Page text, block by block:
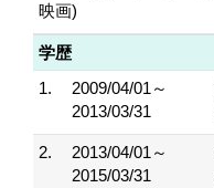
映画)
学歴
1.
2009/04/01～
2013/03/31
2.
2013/04/01～
2015/03/31